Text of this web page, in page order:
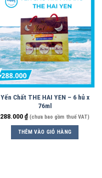
Yến Chất THE HAI YEN – 6 hủ x
76ml
288.000₫ (chưa bao gồm thuế VAT)
THÊM VÀO GIỎ HÀNG